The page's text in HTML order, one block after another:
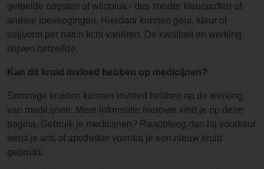
geteelde oogsten of wildpluk - dus zonder kleurstoffen of
andere toevoegingen. Hierdoor kunnen geur, kleur of
snijvorm per batch licht variëren. De kwaliteit en werking
blijven hetzelfde.
Kan dit kruid invloed hebben op medicijnen?
Sommige kruiden kunnen invloed hebben op de werking
van medicijnen. Meer informatie hierover vind je op deze
pagina. Gebruik je medicijnen? Raadpleeg dan bij voorkeur
eerst je arts of apotheker voordat je een nieuw kruid
gebruikt.